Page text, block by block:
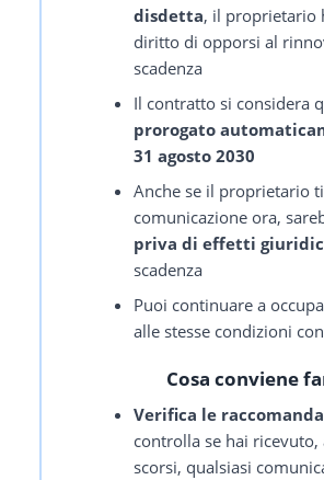
disdetta, il proprietario
diritto di opporsi al
scadenza
Il contratto si considera
prorogato
31 agosto 2030
Anche se il proprietario
comunicazione ora,
priva di effetti
scadenza
Puoi continuare a
alle stesse condizioni
Cosa conviene
Verifica le
controlla se hai ricevuto,
scorsi, qualsiasi